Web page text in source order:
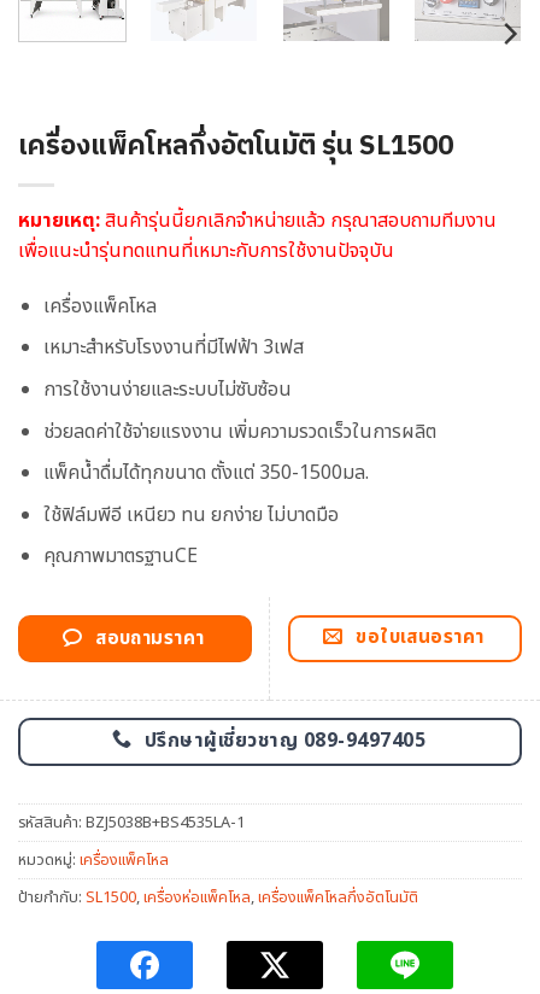
เครื่องแพ็คโหลกึ่งอัตโนมัติ รุ่น SL1500
หมายเหตุ:สินค้ารุ่นนี้ยกเลิกจำหน่ายแล้ว กรุณาสอบถามทีมงาน
เพื่อแนะนำรุ่นทดแทนที่เหมาะกับการใช้งานปัจจุบัน
เครื่องแพ็คโหล
เหมาะสำหรับโรงงานที่มีไฟฟ้า 3เฟส
การใช้งานง่ายและระบบไม่ซับซ้อน
ช่วยลดค่าใช้จ่ายแรงงาน เพิ่มความรวดเร็วในการผลิต
แพ็คน้ำดื่มได้ทุกขนาด ตั้งแต่ 350-1500มล.
ใช้ฟิล์มพีอี เหนียว ทน ยกง่าย ไม่บาดมือ
คุณภาพมาตรฐานCE
สอบถามราคา ขอใบเสนอราคา
ปรึกษาผู้เชี่ยวชาญ 089-9497405
รหัสสินค้า: BZJ5038B+BS4535LA-1
หมวดหมู่: เครื่องแพ็คโหล
ป้ายกำกับ: SL1500,เครื่องห่อแพ็คโหล,เครื่องแพ็คโหลกึ่งอัตโนมัติ